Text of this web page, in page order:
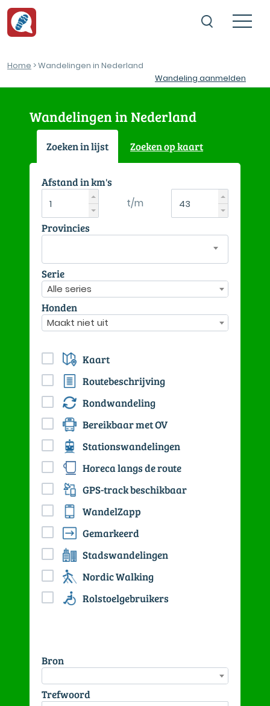
Home > Wandelingen in Nederland
Wandeling aanmelden
Wandelingen in Nederland
Zoeken in lijst Zoeken op kaart
Afstand in km's
t/m
Provincies
Serie
Alle series
Honden
Maakt niet uit
Kaart
Routebeschrijving
Rondwandeling
Bereikbaar met OV
Stationswandelingen
Horeca langs de route
GPS-track beschikbaar
WandelZapp
Gemarkeerd
Stadswandelingen
Nordic Walking
Rolstoelgebruikers
Bron
Trefwoord